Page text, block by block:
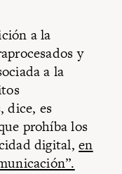
a la
y
a la
dice, es
prohíba los
digital,en